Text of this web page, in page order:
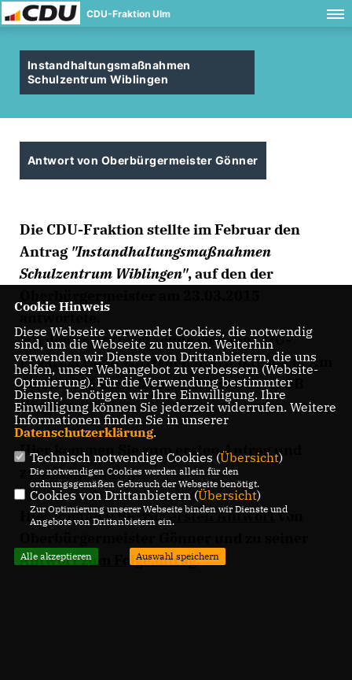
CDU-Fraktion Ulm
Instandhaltungsmaßnahmen
Schulzentrum Wiblingen
Antwort von Oberbürgermeister Gönner
Die CDU-Fraktion stellte im Februar den
Antrag "Instandhaltungsmaßnahmen
Schulzentrum Wiblingen", auf den der
Mit dieser Antwort zeigte sich die CDU-
Fraktion nicht zufrieden und hakte nach. Am
05.05.2015 kam dazu die Antwort von OB
Gönner.
Hier kommen Sie zum ersten Antrag und
zum Folgeantrag.
Hier kommen Sie zurersten Antwortvon
Antwort zum Folgeantrag.
Cookie Hinweis
Diese Webseite verwendet Cookies, die notwendig
sind, um die Webseite zu nutzen. Weiterhin
verwenden wir Dienste von Drittanbietern, die uns
helfen, unser Webangebot zu verbessern (Website-
Optmierung). Für die Verwendung bestimmter
Dienste, benötigen wir Ihre Einwilligung. Ihre
Einwilligung können Sie jederzeit widerrufen. Weitere
Informationen finden Sie in unserer
Datenschutzerklärung.
Technisch notwendige Cookies (Übersicht)
Die notwendigen Cookies werden allein für den
ordnungsgemäßen Gebrauch der Webseite benötigt.
Cookies von Drittanbietern (Übersicht)
Zur Optimierung unserer Webseite binden wir Dienste und
Angebote von Drittanbietern ein.
Alle akzeptieren Auswahl speichern